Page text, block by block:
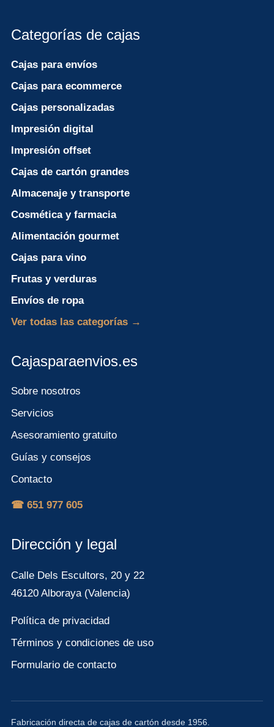
Categorías de cajas
Cajas para envíos
Cajas para ecommerce
Cajas personalizadas
Impresión digital
Impresión offset
Cajas de cartón grandes
Almacenaje y transporte
Cosmética y farmacia
Alimentación gourmet
Cajas para vino
Frutas y verduras
Envíos de ropa
Ver todas las categorías →
Cajasparaenvios.es
Sobre nosotros
Servicios
Asesoramiento gratuito
Guías y consejos
Contacto
☎ 651 977 605
Dirección y legal
Calle Dels Escultors, 20 y 22
46120 Alboraya (Valencia)
Política de privacidad
Términos y condiciones de uso
Formulario de contacto
Fabricación directa de cajas de cartón desde 1956.